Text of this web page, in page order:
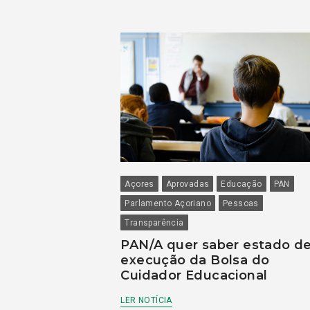
Açores Aprovadas Educação
PAN
Parlamento Açoriano
Pessoas
Transparência
PAN/A quer saber estado
execução da Bolsa do
Cuidador Educacional
LER NOTÍCIA